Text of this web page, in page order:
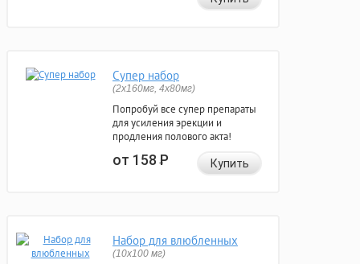
Супер набор
(2х160мг, 4х80мг)
Попробуй все супер препараты
для усиления эрекции и
продления полового акта!
от 158Р Купить
Набор для влюбленных
(10х100 мг)